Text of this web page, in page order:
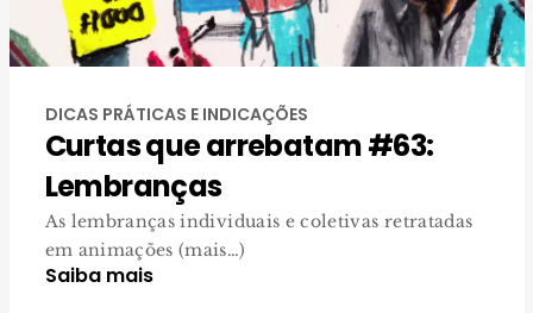
DICAS PRÁTICAS E INDICAÇÕES
Curtas que arrebatam #63:
Lembranças
As lembranças individuais e coletivas retratadas
em animações (mais…)
Saiba mais